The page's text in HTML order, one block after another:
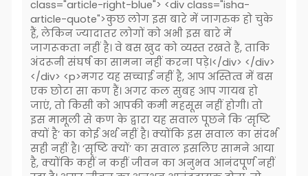
class="article-right-blue"> <div class="isha-
article-quote">कुछ लोग इस बारे में जागरुक हो चुके
हैं, लेकिन ज्यादातर लोगों को अभी इस बारे में
जागरूकता नहीं है। वे बस खुद को व्यस्त रखते हैं, ताकि
अंदरूनी संघर्ष का सामना नहीं करना पड़े।</div> </div>
</div> <p>मगर यह सच्चाई नहीं है, आप अस्तित्व में बस
एक छोटा सा कण हैं। अगर कल सुबह आप गायब हो
जाएं, तो किसी को आपकी कमी महसूस नहीं होगी। तो
इस मामूली से कण के द्वारा यह सवाल पूछने कि ‘सृष्टि
क्यों है’ का कोई अर्थ नहीं है। क्योंकि इस सवाल का संदर्भ
सही नहीं है। ‘सृष्टि क्यों’ का सवाल इसलिए सामने आया
है, क्योंकि कहीं न कहीं जीवन का अनुभव आनंदपूर्ण नहीं